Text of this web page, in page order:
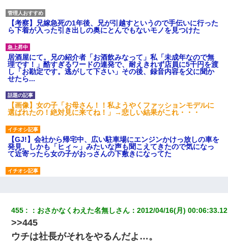
【考察】兄嫁急死の1年後、兄が引越すというので手伝いに行った
ら下着が入った引き出しの奥にとんでもないモノを見つけた
居酒屋にて。兄の紹介者「お酒飲みなって」私「未成年なので無
理です！」酷すぎるワードの連発で、耐えきれず店員に5千円を渡
し「お勘定です。逃がして下さい」その後、録音内容を父に聞か
せたら...
【画像】女の子「お母さん！！私ようやくファッションモデルに
選ばれたの！絶対見に来てね！」→悲しい結果がこれ・・・
【GJ!】会社から帰宅中、広い駐車場にエンジンかけっ放しの車を
発見。しかも「ヒィ～」みたいな声も聞こえてきたので気になっ
て近寄ったら女の子がおっさんの下敷きになってた
結婚生活10ヶ月目で嫁から一方的に「もう冷めた」と離婚切り出
455 ： おさかなくわえた名無しさん ：2012/04/16(月) 00:06:33.12
>>445
ウチは社長がそれをやるんだよ…。